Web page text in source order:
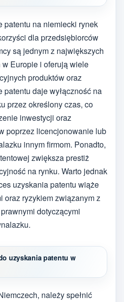
patentu na niemiecki rynek
dla przedsiębiorców
są jednym z największych
Europie i oferują wiele
produktów oraz
daje wyłączność na
przez określony czas, co
inwestycji oraz
poprzez licencjonowanie lub
innym firmom. Ponadto,
zwiększa prestiż
na rynku. Warto jednak
uzyskania patentu wiąże
oraz ryzykiem związanym z
dotyczącymi
uzyskania patentu w
należy spełnić